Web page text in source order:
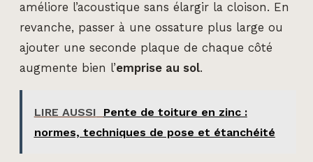
améliore l’acoustique sans élargir la cloison. En
revanche, passer à une ossature plus large ou
ajouter une seconde plaque de chaque côté
augmente bien l’emprise au sol.
LIRE AUSSI
Pente de toiture en zinc :
normes, techniques de pose et étanchéité